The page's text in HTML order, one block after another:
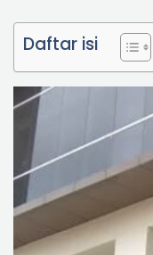
Daftar isi